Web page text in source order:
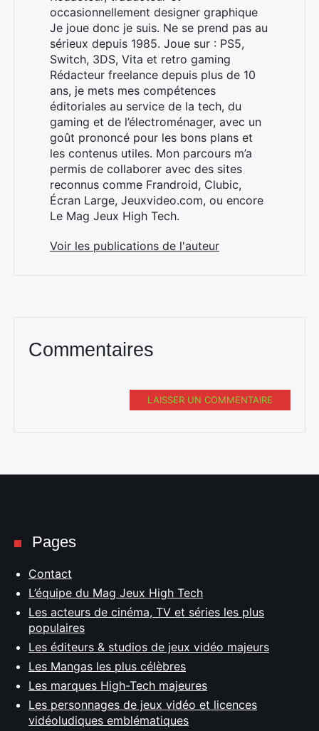
occasionnellement designer graphique
Je joue donc je suis. Ne se prend pas au
sérieux depuis 1985. Joue sur : PS5,
Switch, 3DS, Vita et retro gaming
Rédacteur freelance depuis plus de 10
ans, je mets mes compétences
éditoriales au service de la tech, du
gaming et de l’électroménager, avec un
goût prononcé pour les bons plans et
les contenus utiles. Mon parcours m’a
permis de collaborer avec des sites
reconnus comme Frandroid, Clubic,
Écran Large, Jeuxvideo.com, ou encore
Le Mag Jeux High Tech.
Voir les publications de l'auteur
Commentaires
LAISSER UN COMMENTAIRE
Pages
Contact
L’équipe du Mag Jeux High Tech
Les acteurs de cinéma, TV et séries les plus
populaires
Les éditeurs & studios de jeux vidéo majeurs
Les Mangas les plus célèbres
Les marques High-Tech majeures
Les personnages de jeux vidéo et licences
vidéoludiques emblématiques
Rechercher
: